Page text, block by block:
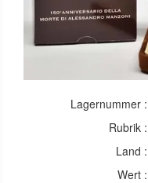
Lagernummer :
Rubrik :
Land :
Wert :